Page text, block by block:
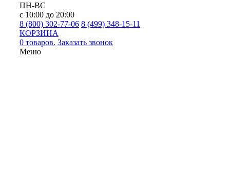
ПН-ВС
с 10:00 до 20:00
8 (800) 302-77-06 8 (499) 348-15-11
КОРЗИНА
0 товаров. Заказать звонок
Меню